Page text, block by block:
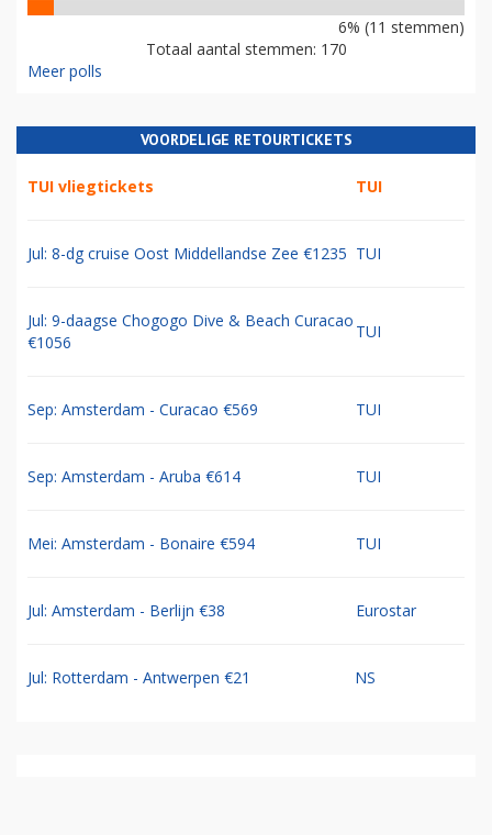
6% (11 stemmen)
Totaal aantal stemmen: 170
Meer polls
VOORDELIGE RETOURTICKETS
TUI vliegtickets TUI
Jul: 8-dg cruise Oost Middellandse Zee €1235 TUI
Jul: 9-daagse Chogogo Dive & Beach Curacao
€1056
TUI
Sep: Amsterdam - Curacao €569 TUI
Sep: Amsterdam - Aruba €614 TUI
Mei: Amsterdam - Bonaire €594 TUI
Jul: Amsterdam - Berlijn €38 Eurostar
Jul: Rotterdam - Antwerpen €21 NS